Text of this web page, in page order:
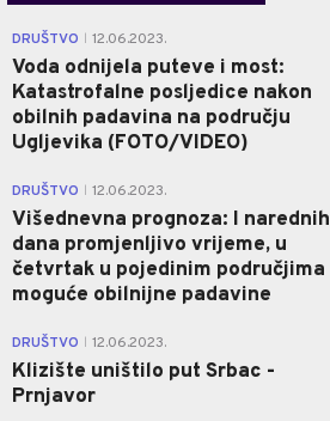
DRUŠTVO 12.06.2023.
Voda odnijela puteve i most:
Katastrofalne posljedice nakon
obilnih padavina na području
Ugljevika (FOTO/VIDEO)
DRUŠTVO 12.06.2023.
Višednevna prognoza: I narednih
dana promjenljivo vrijeme, u
četvrtak u pojedinim područjima
moguće obilnijne padavine
DRUŠTVO 12.06.2023.
Klizište uništilo put Srbac -
Prnjavor